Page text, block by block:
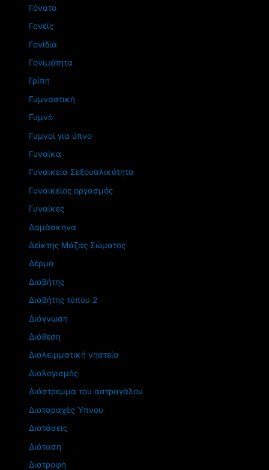
Γόνατο
Γονείς
Γονίδια
Γονιμότητα
Γρίπη
Γυμναστική
Γυμνό
Γυμνοί για ύπνο
Γυναίκα
Γυναικεία Σεξουαλικότητα
Γυναικείος οργασμός
Γυναίκες
Δαμάσκηνα
Δείκτης Μάζας Σώματος
Δέρμα
Διαβήτης
Διαβήτης τύπου 2
Διάγνωση
Διάθεση
Διαλειμματική νηστεία
Διαλογισμός
Διάστρεμμα του αστραγάλου
Διαταραχές Ύπνου
Διατάσεις
Διάταση
Διατροφή